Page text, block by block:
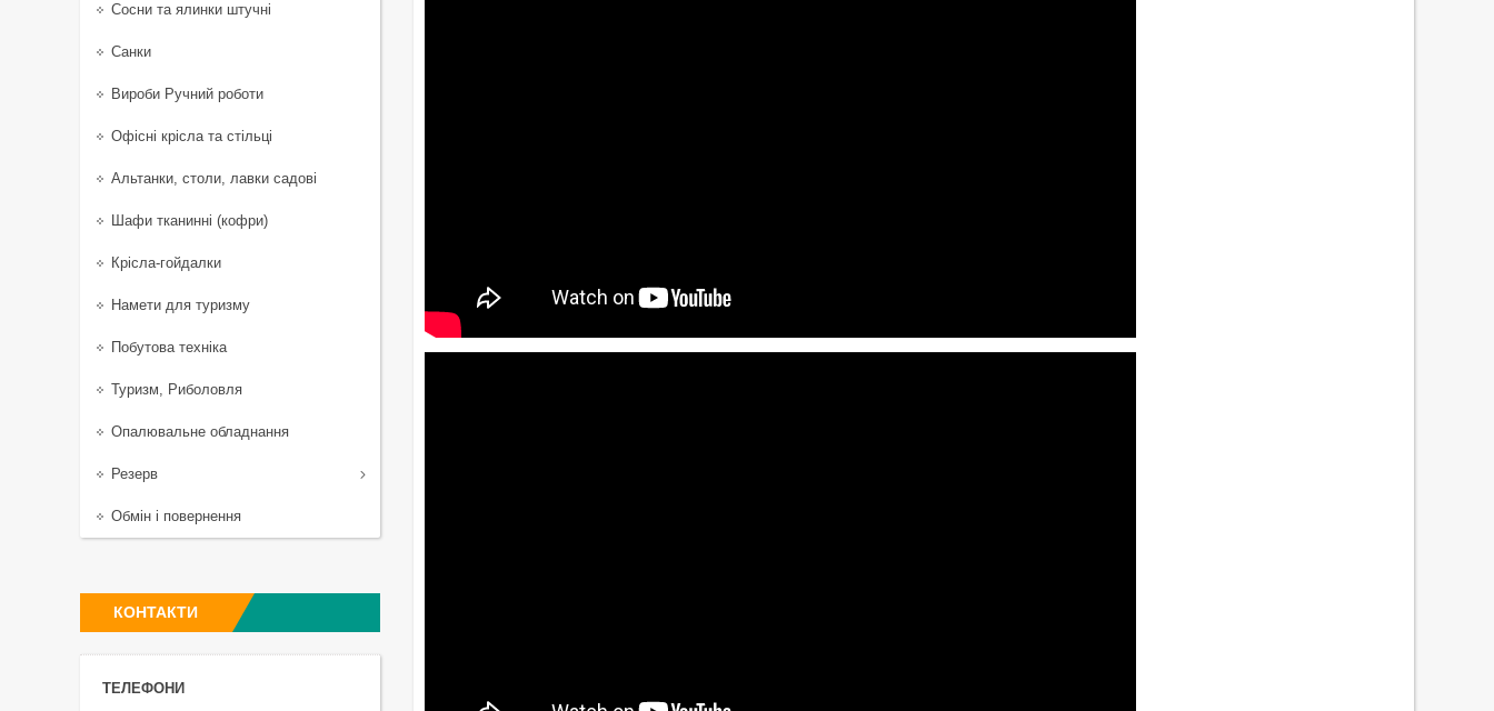
Сосни та ялинки штучні
Санки
Вироби Ручний роботи
Офісні крісла та стільці
Альтанки, столи, лавки садові
Шафи тканинні (кофри)
Крісла-гойдалки
Намети для туризму
Побутова техніка
Туризм, Риболовля
Опалювальне обладнання
Резерв
Обмін і повернення
КОНТАКТИ